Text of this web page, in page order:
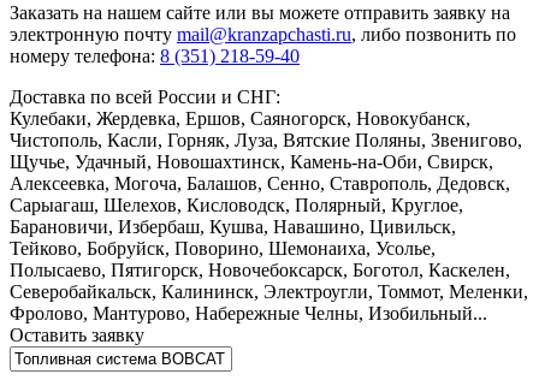
Заказать на нашем сайте или вы можете отправить заявку на
электронную почту mail@kranzapchasti.ru, либо позвонить по
номеру телефона: 8 (351) 218-59-40
Доставка по всей России и СНГ:
Кулебаки, Жердевка, Ершов, Саяногорск, Новокубанск,
Чистополь, Касли, Горняк, Луза, Вятские Поляны, Звенигово,
Щучье, Удачный, Новошахтинск, Камень-на-Оби, Свирск,
Алексеевка, Могоча, Балашов, Сенно, Ставрополь, Дедовск,
Сарыагаш, Шелехов, Кисловодск, Полярный, Круглое,
Барановичи, Избербаш, Кушва, Навашино, Цивильск,
Тейково, Бобруйск, Поворино, Шемонаиха, Усолье,
Полысаево, Пятигорск, Новочебоксарск, Боготол, Каскелен,
Северобайкальск, Калининск, Электроугли, Томмот, Меленки,
Фролово, Мантурово, Набережные Челны, Изобильный...
Оставить заявку